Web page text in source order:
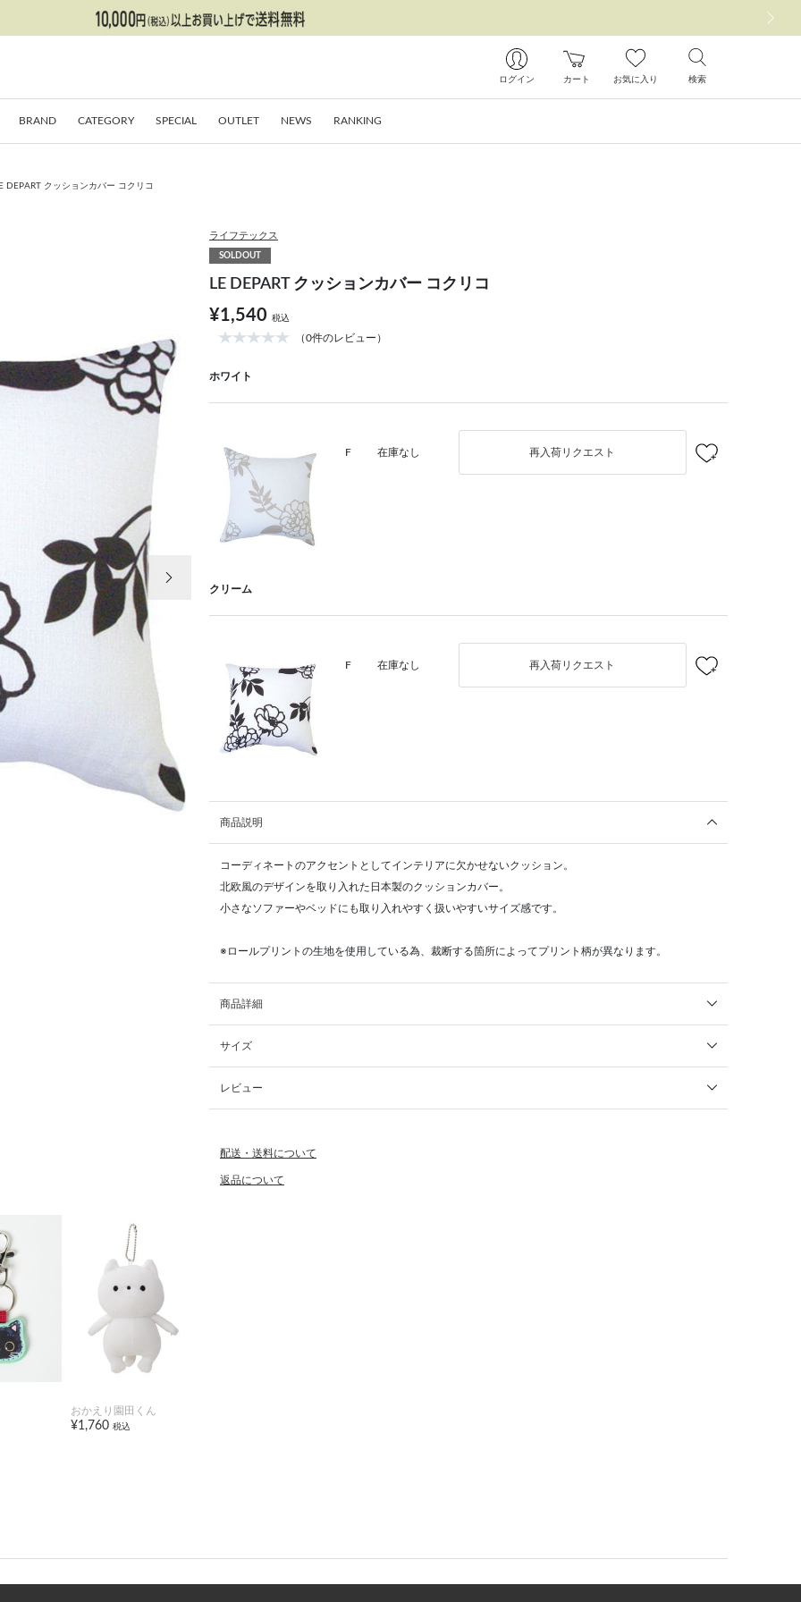
ログイン カート お気に入り 検索
BRAND CATEGORY SPECIAL OUTLET NEWS RANKING
DEPART クッションカバー コクリコ
おかえり園田くん
¥1,760 税込
ライフテックス
SOLDOUT
LE DEPART クッションカバー コクリコ
¥1,540 税込
（0件のレビュー）
ホワイト
F 在庫なし 再入荷リクエスト
クリーム
F 在庫なし 再入荷リクエスト
商品説明
コーディネートのアクセントとしてインテリアに欠かせないクッション。
北欧風のデザインを取り入れた日本製のクッションカバー。
小さなソファーやベッドにも取り入れやすく扱いやすいサイズ感です。
※ロールプリントの生地を使用している為、裁断する箇所によってプリント柄が異なります。
商品詳細
サイズ
レビュー
配送・送料について
返品について